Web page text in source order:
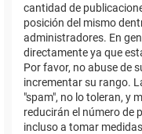
cantidad de
posición del mismo
administradores. En
directamente ya que
Por favor, no abuse de
incrementar su rango.
"spam", no lo toleran, y
reducirán el número de
incluso a tomar